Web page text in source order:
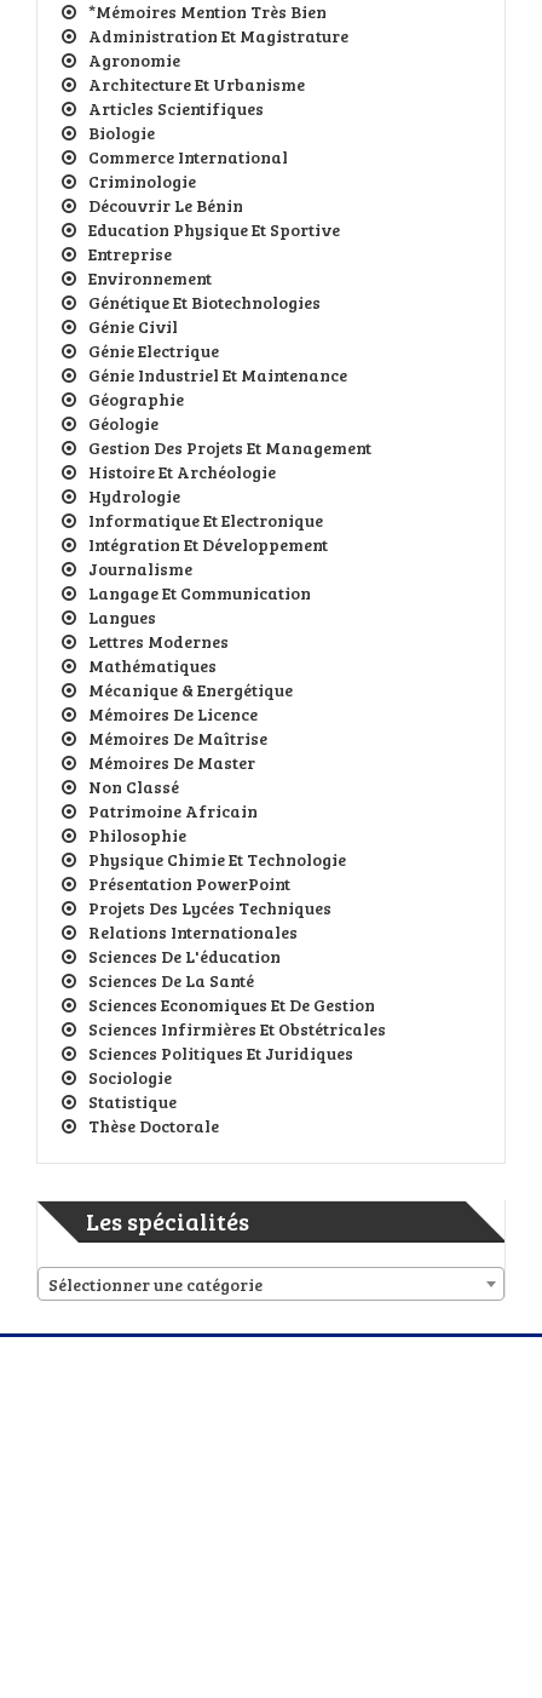
*Mémoires Mention Très Bien
Administration Et Magistrature
Agronomie
Architecture Et Urbanisme
Articles Scientifiques
Biologie
Commerce International
Criminologie
Découvrir Le Bénin
Education Physique Et Sportive
Entreprise
Environnement
Génétique Et Biotechnologies
Génie Civil
Génie Electrique
Génie Industriel Et Maintenance
Géographie
Géologie
Gestion Des Projets Et Management
Histoire Et Archéologie
Hydrologie
Informatique Et Electronique
Intégration Et Développement
Journalisme
Langage Et Communication
Langues
Lettres Modernes
Mathématiques
Mécanique & Energétique
Mémoires De Licence
Mémoires De Maîtrise
Mémoires De Master
Non Classé
Patrimoine Africain
Philosophie
Physique Chimie Et Technologie
Présentation PowerPoint
Projets Des Lycées Techniques
Relations Internationales
Sciences De L'éducation
Sciences De La Santé
Sciences Economiques Et De Gestion
Sciences Infirmières Et Obstétricales
Sciences Politiques Et Juridiques
Sociologie
Statistique
Thèse Doctorale
Les spécialités
Sélectionner une catégorie